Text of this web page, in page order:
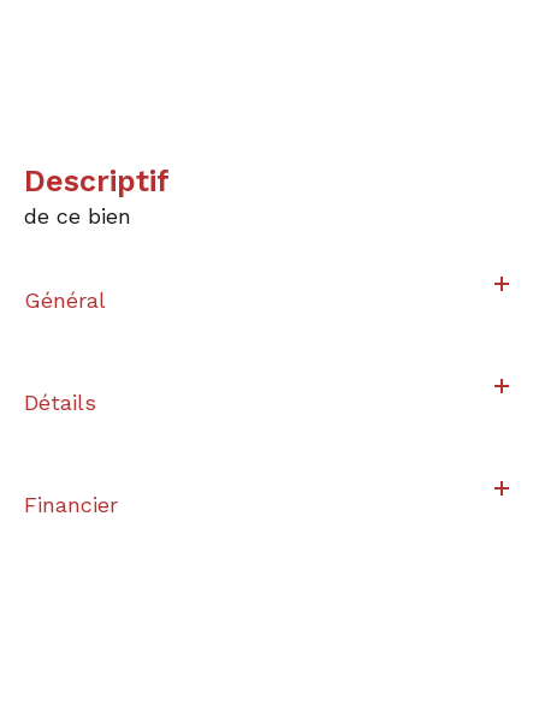
descriptif
de ce bien
Général
Détails
Financier